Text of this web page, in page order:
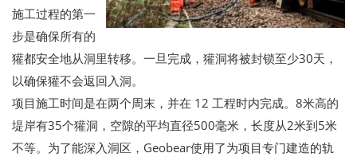
施工过程的第一
步是确保所有的
獾都安全地从洞里转移。一旦完成，獾洞将被封锁至少30天，
以确保獾不会返回入洞。
项目施工时间是在两个周末，并在 12 工程时内完成。8米高的
堤岸有35个獾洞，空隙的平均直径500毫米，长度从2米到5米
不等。为了能深入洞区，Geobear使用了为项目专门建造的轨